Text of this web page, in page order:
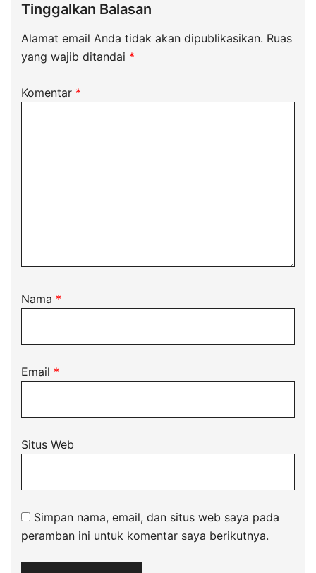
Tinggalkan Balasan
Alamat email Anda tidak akan dipublikasikan. Ruas
yang wajib ditandai *
Komentar *
Nama *
Email *
Situs Web
Simpan nama, email, dan situs web saya pada
peramban ini untuk komentar saya berikutnya.